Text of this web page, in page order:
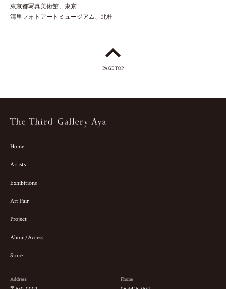
東京都写真美術館、東京
清里フォトアートミュージアム、北杜
PAGETOP
Home
Artists
Exhibitions
Art Fair
Project
About/Access
Store
Address Phone